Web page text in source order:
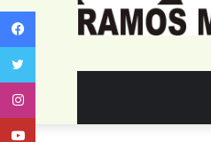
Facebook